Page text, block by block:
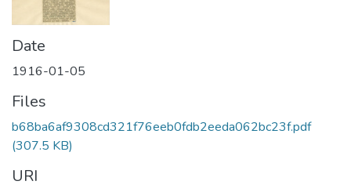
Date
1916-01-05
Files
b68ba6af9308cd321f76eeb0fdb2eeda062bc23f.pdf
(307.5 KB)
URI